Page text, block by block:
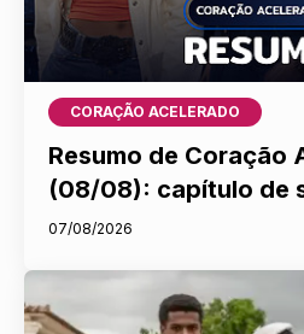
CORAÇÃO ACELERADO
Resumo de Coração
(08/08): capítulo de
07/08/2026